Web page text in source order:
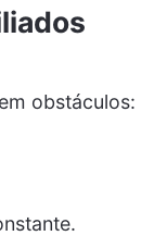
obstáculos: